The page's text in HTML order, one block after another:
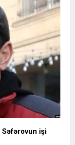
işi